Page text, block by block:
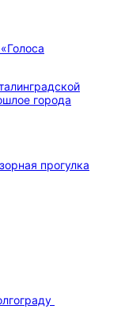
города